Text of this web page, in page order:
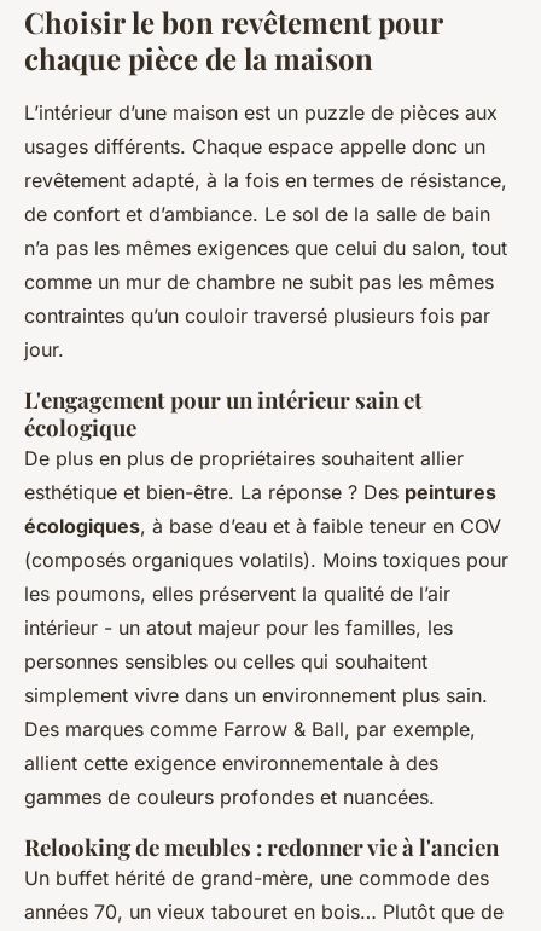
Choisir le bon revêtement pour
chaque pièce de la maison
L’intérieur d’une maison est un puzzle de pièces aux
usages différents. Chaque espace appelle donc un
revêtement adapté, à la fois en termes de résistance,
de confort et d’ambiance. Le sol de la salle de bain
n’a pas les mêmes exigences que celui du salon, tout
comme un mur de chambre ne subit pas les mêmes
contraintes qu’un couloir traversé plusieurs fois par
jour.
L'engagement pour un intérieur sain et
écologique
De plus en plus de propriétaires souhaitent allier
esthétique et bien-être. La réponse ? Des peintures
écologiques, à base d’eau et à faible teneur en COV
(composés organiques volatils). Moins toxiques pour
les poumons, elles préservent la qualité de l’air
intérieur - un atout majeur pour les familles, les
personnes sensibles ou celles qui souhaitent
simplement vivre dans un environnement plus sain.
Des marques comme Farrow & Ball, par exemple,
allient cette exigence environnementale à des
gammes de couleurs profondes et nuancées.
Relooking de meubles : redonner vie à l'ancien
Un buffet hérité de grand-mère, une commode des
années 70, un vieux tabouret en bois… Plutôt que de